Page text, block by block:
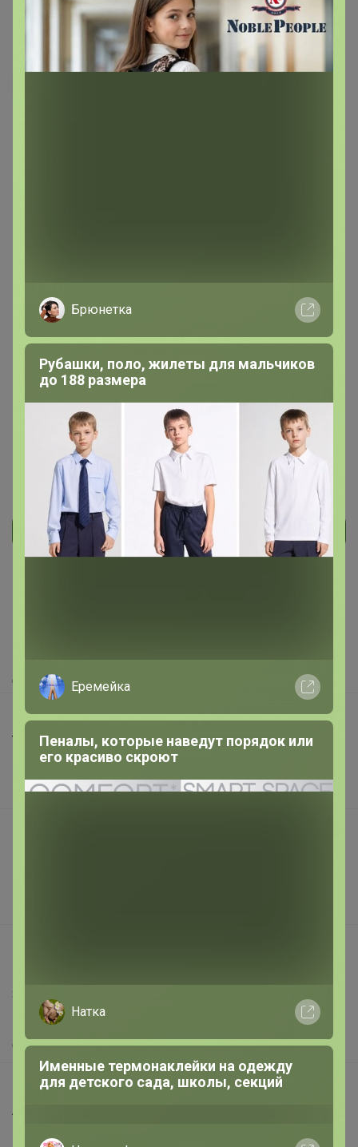
Войти с помощью других сервисов
200 000+
пользователей
Реклама
Доставка
Шоурумы
Торговые марки
Наша команда
В наличии
Защита покупателя
Помощь
О нас
Все предложения
Анонсы
Новости
Брюнетка
Рубашки, поло, жилеты для мальчиков
до 188 размера
Еремейка
Пеналы, которые наведут порядок или
его красиво скроют
Натка
Именные термонаклейки на одежду
для детского сада, школы, секций